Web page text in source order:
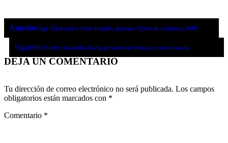
AnteriorOlga Tokarczuk y Peter Handke, premios Nobel de Literatura 2019
SiguienteAndrés González-Barba presenta en Sevilla su nueva novela
DEJA UN COMENTARIO
Tu dirección de correo electrónico no será publicada. Los campos
obligatorios están marcados con *
Comentario *